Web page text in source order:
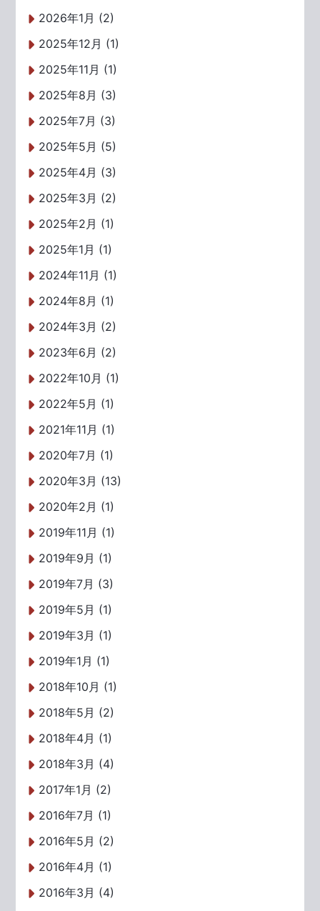
2026年1月 (2)
2025年12月 (1)
2025年11月 (1)
2025年8月 (3)
2025年7月 (3)
2025年5月 (5)
2025年4月 (3)
2025年3月 (2)
2025年2月 (1)
2025年1月 (1)
2024年11月 (1)
2024年8月 (1)
2024年3月 (2)
2023年6月 (2)
2022年10月 (1)
2022年5月 (1)
2021年11月 (1)
2020年7月 (1)
2020年3月 (13)
2020年2月 (1)
2019年11月 (1)
2019年9月 (1)
2019年7月 (3)
2019年5月 (1)
2019年3月 (1)
2019年1月 (1)
2018年10月 (1)
2018年5月 (2)
2018年4月 (1)
2018年3月 (4)
2017年1月 (2)
2016年7月 (1)
2016年5月 (2)
2016年4月 (1)
2016年3月 (4)